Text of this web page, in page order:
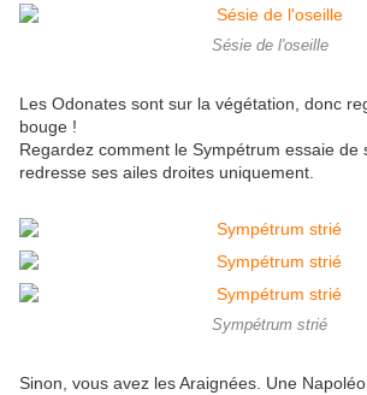
Sésie de l'oseille
Les Odonates sont sur la végétation, donc
bouge !
Regardez comment le Sympétrum essaie de
redresse ses ailes droites uniquement.
Sympétrum strié
Sinon, vous avez les Araignées. Une